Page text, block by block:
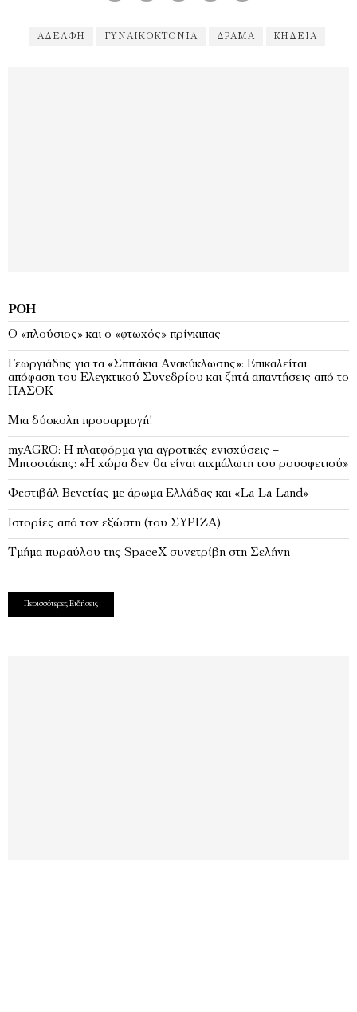
ΑΔΕΛΦΗ ΓΥΝΑΙΚΟΚΤΟΝΊΑ ΔΡΑΜΑ ΚΗΔΕΙΑ
ΡΟΉ
Ο «πλούσιος» και ο «φτωχός» πρίγκιπας
Γεωργιάδης για τα «Σπιτάκια Ανακύκλωσης»: Επικαλείται
απόφαση του Ελεγκτικού Συνεδρίου και ζητά απαντήσεις από το
ΠΑΣΟΚ
Μια δύσκολη προσαρμογή!
myAGRO: Η πλατφόρμα για αγροτικές ενισχύσεις –
Μητσοτάκης: «Η χώρα δεν θα είναι αιχμάλωτη του ρουσφετιού»
Φεστιβάλ Βενετίας με άρωμα Ελλάδας και «La La Land»
Ιστορίες από τον εξώστη (του ΣΥΡΙΖΑ)
Τμήμα πυραύλου της SpaceX συνετρίβη στη Σελήνη
Περισσότερες Ειδήσεις